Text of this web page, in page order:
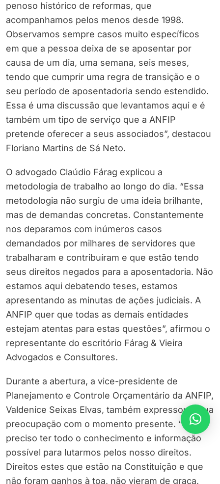
penoso histórico de reformas, que
acompanhamos pelos menos desde 1998.
Observamos sempre casos muito específicos
em que a pessoa deixa de se aposentar por
causa de um dia, uma semana, seis meses,
tendo que cumprir uma regra de transição e o
seu período de aposentadoria sendo estendido.
Essa é uma discussão que levantamos aqui e é
também um tipo de serviço que a ANFIP
pretende oferecer a seus associados”, destacou
Floriano Martins de Sá Neto.
O advogado Claúdio Fárag explicou a
metodologia de trabalho ao longo do dia. “Essa
metodologia não surgiu de uma ideia brilhante,
mas de demandas concretas. Constantemente
nos deparamos com inúmeros casos
demandados por milhares de servidores que
trabalharam e contribuíram e que estão tendo
seus direitos negados para a aposentadoria. Não
estamos aqui debatendo teses, estamos
apresentando as minutas de ações judiciais. A
ANFIP quer que todas as demais entidades
estejam atentas para estas questões”, afirmou o
representante do escritório Fárag & Vieira
Advogados e Consultores.
Durante a abertura, a vice-presidente de
Planejamento e Controle Orçamentário da ANFIP,
Valdenice Seixas Elvas, também expressou a sua
preocupação com o momento presente. “É
preciso ter todo o conhecimento e informação
possível para lutarmos pelos nosso direitos.
Direitos estes que estão na Constituição e que
não foram ganhos à toa, não vieram de graça,